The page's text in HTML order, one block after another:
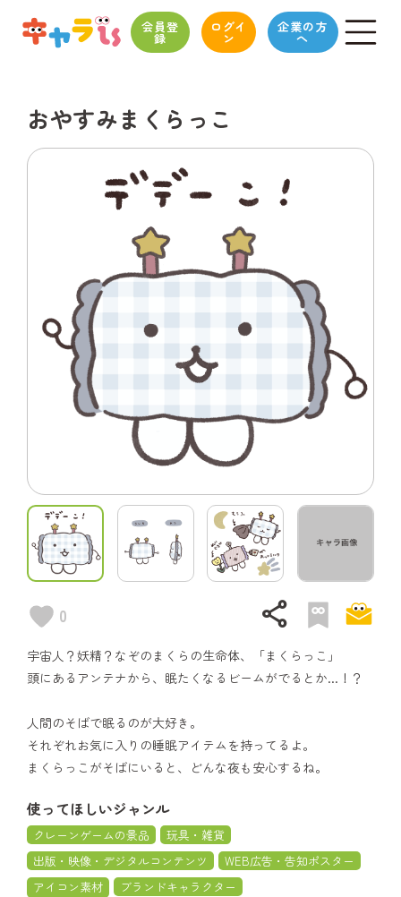
会員登
録
ログイ
ン
企業の方
へ
おやすみまくらっこ
0 share
宇宙人？妖精？なぞのまくらの生命体、「まくらっこ」
頭にあるアンテナから、眠たくなるビームがでるとか...！？
人間のそばで眠るのが大好き。
それぞれお気に入りの睡眠アイテムを持ってるよ。
まくらっこがそばにいると、どんな夜も安心するね。
使ってほしいジャンル
クレーンゲームの景品
玩具・雑貨
出版・映像・デジタルコンテンツ
WEB広告・告知ポスター
アイコン素材
ブランドキャラクター